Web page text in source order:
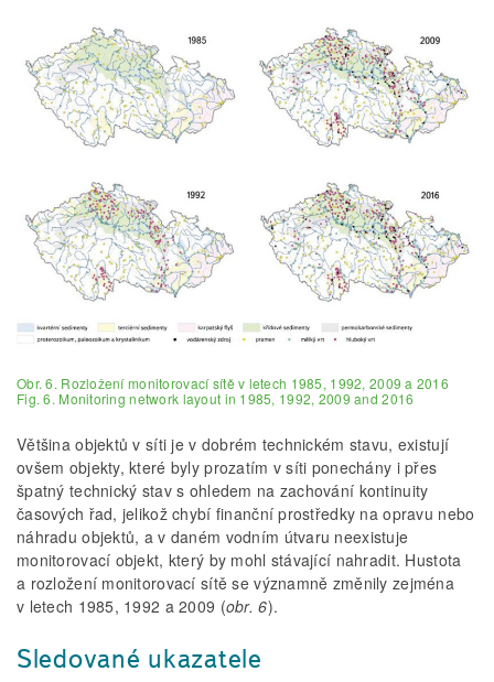
Obr. 6. Rozložení monitorovací sítě v letech 1985, 1992, 2009 a 2016
Fig. 6. Monitoring network layout in 1985, 1992, 2009 and 2016
Většina objektů v síti je v dobrém technickém stavu, existují
ovšem objekty, které byly prozatím v síti ponechány i přes
špatný technický stav s ohledem na zachování kontinuity
časových řad, jelikož chybí finanční prostředky na opravu nebo
náhradu objektů, a v daném vodním útvaru neexistuje
monitorovací objekt, který by mohl stávající nahradit. Hustota
a rozložení monitorovací sítě se významně změnily zejména
v letech 1985, 1992 a 2009 (obr. 6).
Sledované ukazatele